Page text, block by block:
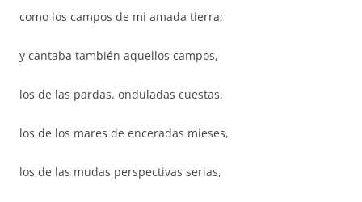
como los campos de mi amada tierra;
y cantaba también aquellos campos,
los de las pardas, onduladas cuestas,
los de los mares de enceradas mieses,
los de las mudas perspectivas serias,